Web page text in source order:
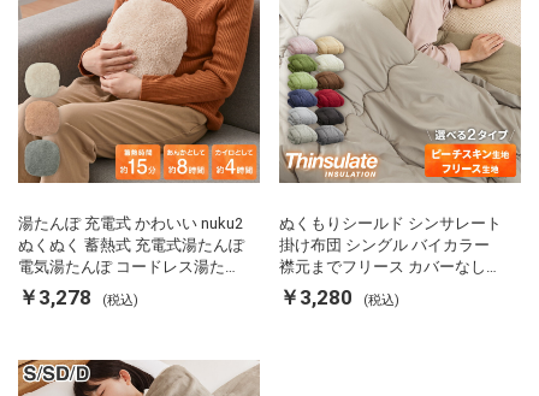
湯たんぽ 充電式 かわいい nuku2
ぬくぬく 蓄熱式 充電式湯たんぽ
電気湯たんぽ コードレス湯たん
ぽ エコ 節電 節約 省エネ 充電式
エコ電気あんか EWT-2143 スリ
￥3,278 (税込)
ぬくもりシールド シンサレート
掛け布団 シングル バイカラー
襟元までフリース カバーなしで
使える 軽い 丸洗い 断熱 保温 抗
菌防臭 洗える 防ダニ 軽量 ホコ
￥3,280 (税込)